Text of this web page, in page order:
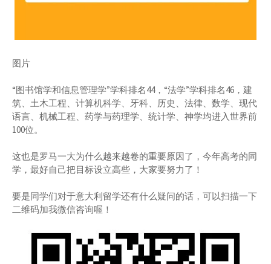
图片
“图书馆学和信息管理学”学科排名44，“法学”学科排名46，建
筑、土木工程、计算机科学、牙科、历史、法律、数学、现代
语言、机械工程、药学与药理学、统计学、神学均进入世界前
100位。
这也是罗马一大为什么越来越卷的重要原因了，今年高考的同
学，最好自己把目标设立高些，大家要努力了！
要是同学们对于意大利留学还有什么疑问的话，可以扫描一下
二维码加我微信咨询喔！